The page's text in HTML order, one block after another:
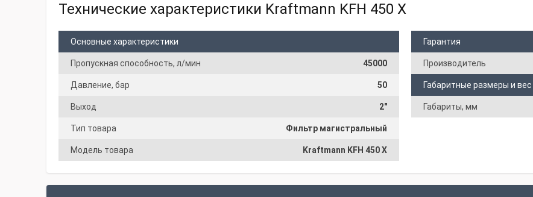
Технические характеристики Kraftmann KFH 450 X
Основные характеристики
Пропускная способность, л/мин 45000
Давление, бар 50
Выход 2"
Тип товара Фильтр магистральный
Модель товара Kraftmann KFH 450 X
Гарантия
Производитель
Габаритные размеры и вес
Габариты, мм